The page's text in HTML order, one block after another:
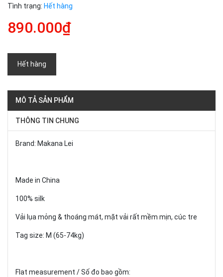
Tình trạng: Hết hàng
890.000₫
Hết hàng
MÔ TẢ SẢN PHẨM
THÔNG TIN CHUNG
Brand: Makana Lei
Made in China
100% silk
Vải lụa mỏng & thoáng mát, mặt vải rất mềm mịn, cúc tre
Tag size: M (65-74kg)
Flat measurement / Số đo bao gồm: